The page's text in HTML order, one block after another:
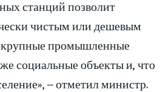
станций позволит
чистым или дешевым
крупные промышленные
социальные объекты и, что
– отметил министр.